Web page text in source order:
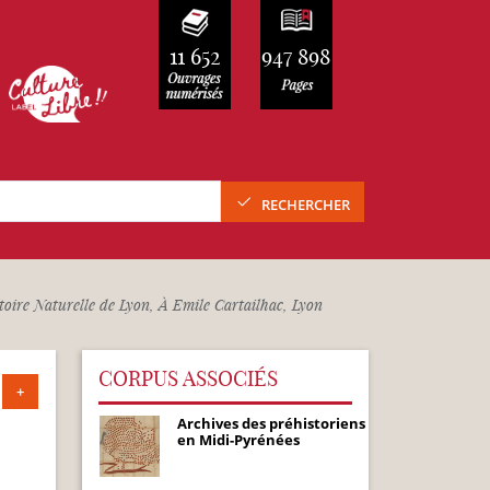
11 652 947 898
RECHERCHER
Naturelle de Lyon, À Emile Cartailhac, Lyon
+
CORPUS ASSOCIÉS
Archives des préhistoriens
en Midi-Pyrénées